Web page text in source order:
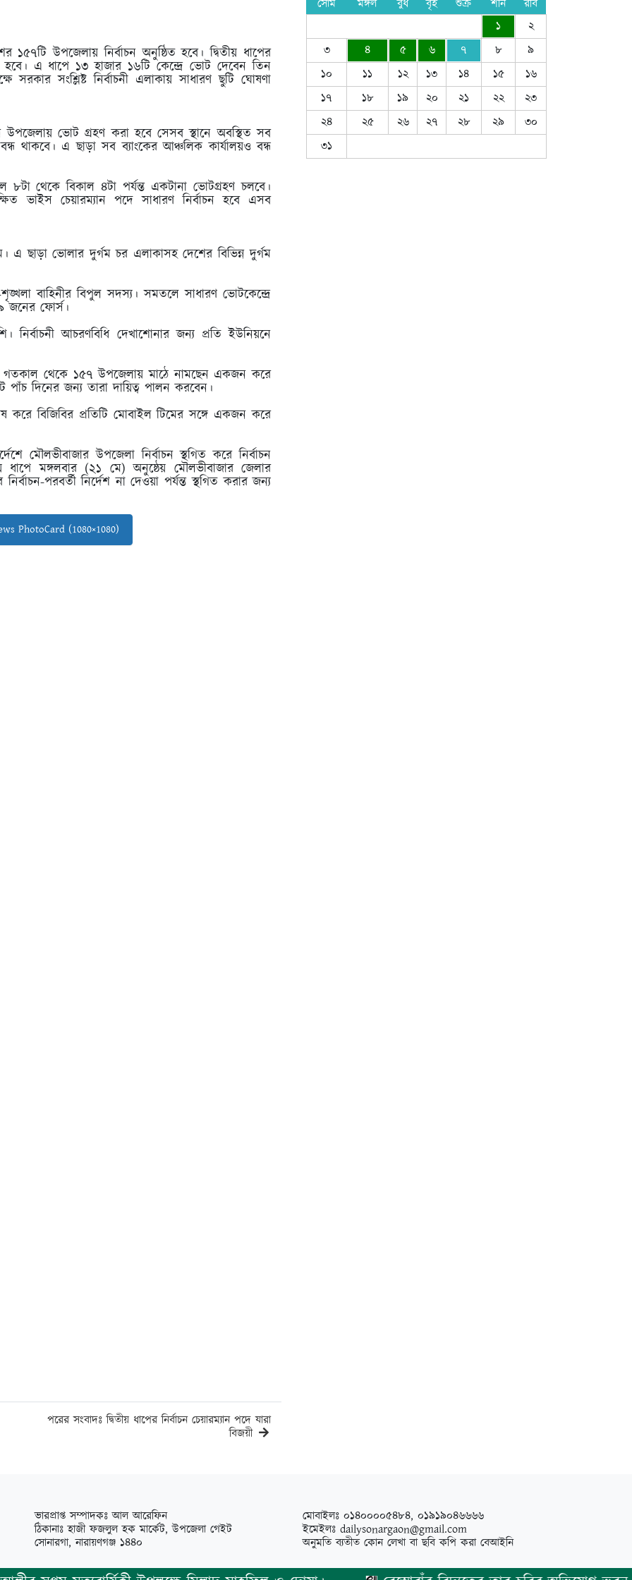
১৫৭টি উপজেলায় নির্বাচন অনুষ্ঠিত হবে। দ্বিতীয় ধাপের
এ ধাপে ১৩ হাজার ১৬টি কেন্দ্রে ভোট দেবেন তিন
সংশ্লিষ্ট নির্বাচনী এলাকায় সাধারণ ছুটি ঘোষণা
উপজেলায় ভোট গ্রহণ করা হবে সেসব স্থানে অবস্থিত সব
থাকবে। এ ছাড়া সব ব্যাংকের আঞ্চলিক কার্যালয়ও বন্ধ
৮টা থেকে বিকাল ৪টা পর্যন্ত একটানা ভোটগ্রহণ চলবে।
ভাইস চেয়ারম্যান পদে সাধারণ নির্বাচন হবে এসব
এ ছাড়া ভোলার দুর্গম চর এলাকাসহ দেশের বিভিন্ন দুর্গম
বাহিনীর বিপুল সদস্য। সমতলে সাধারণ ভোটকেন্দ্রে
জনের ফোর্স।
আচরণবিধি দেখাশোনার জন্য প্রতি ইউনিয়নে
গতকাল থেকে ১৫৭ উপজেলায় মাঠে নামছেন একজন করে
দিনের জন্য তারা দায়িত্ব পালন করবেন।
করে বিজিবির প্রতিটি মোবাইল টিমের সঙ্গে একজন করে
মৌলভীবাজার উপজেলা নির্বাচন স্থগিত করে নির্বাচন
মঙ্গলবার (২১ মে) অনুষ্ঠেয় মৌলভীবাজার জেলার
পরবর্তী নির্দেশ না দেওয়া পর্যন্ত স্থগিত করার জন্য
PhotoCard (1080×1080)
পরের সংবাদঃ দ্বিতীয় ধাপের নির্বাচন চেয়ারম্যান পদে যারা
বিজয়ী
সোম মঙ্গল বুধ বৃহ শুক্র শনি
রবি
১
২
৩
৪ ৫ ৬ ৭ ৮
৯
১০
১১ ১২ ১৩ ১৪ ১৫
১৬
১৭
১৮ ১৯ ২০ ২১ ২২
২৩
২৪
২৫ ২৬ ২৭ ২৮ ২৯
৩০
৩১
ভারপ্রাপ্ত সম্পাদকঃ আল আরেফিন
ঠিকানাঃ হাজী ফজলুল হক মার্কেট, উপজেলা গেইট
সোনারগা, নারায়ণগঞ্জ ১৪৪০
মোবাইলঃ ০১৪০০০০৫৪৮৪, ০১৯১৯০৪৬৬৬৬
ইমেইলঃ dailysonargaon@gmail.com
অনুমতি ব্যতীত কোন লেখা বা ছবি কপি করা বেআইনি